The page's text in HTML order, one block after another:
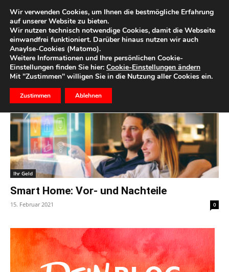
Start Schlagworte Smart Home
Schlagwort: Smart Home
Ihr Geld
Smart Home: Vor- und Nachteile
15. Februar 2021 0
Wir verwenden Cookies, um Ihnen die bestmögliche Erfahrung
auf unserer Website zu bieten.
Wir nutzen technisch notwendige Cookies, damit die Webseite
einwandfrei funktioniert. Darüber hinaus nutzen wir auch
Anaylse-Cookies (Matomo).
Weitere Informationen und Ihre persönlichen Cookie-
Einstellungen finden Sie hier: Cookie-Einstellungen ändern
Mit "Zustimmen" willigen Sie in die Nutzung aller Cookies ein.
Zustimmen Ablehnen